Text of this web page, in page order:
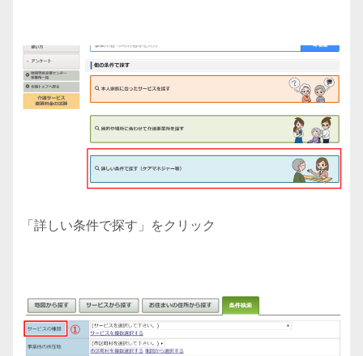
「詳しい条件で探す」をクリック